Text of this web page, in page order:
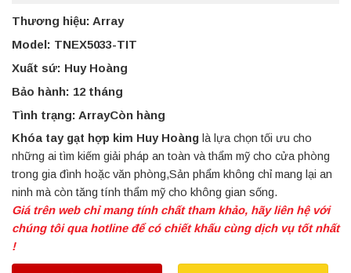
Thương hiệu: Array
Model: TNEX5033-TIT
Xuất sứ: Huy Hoàng
Bảo hành: 12 tháng
Tình trạng: ArrayCòn hàng
Khóa tay gạt hợp kim Huy Hoàng là lựa chọn tối ưu cho
những ai tìm kiếm giải pháp an toàn và thẩm mỹ cho cửa phòng
trong gia đình hoặc văn phòng,Sản phẩm không chỉ mang lại an
ninh mà còn tăng tính thẩm mỹ cho không gian sống.
Giá trên web chỉ mang tính chất tham khảo, hãy liên hệ với
chúng tôi qua hotline để có chiết khấu cùng dịch vụ tốt nhất
!